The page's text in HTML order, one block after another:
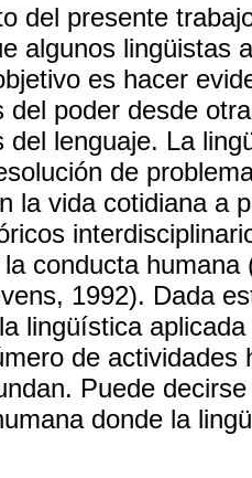
del presente
algunos lingüistas
es hacer
del poder desde
del lenguaje. La
de
la vida cotidiana a
conducta
1992). Dada
lingüística
de
Puede
donde la